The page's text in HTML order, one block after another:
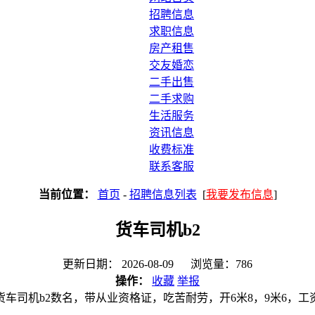
招聘信息
求职信息
房产租售
交友婚恋
二手出售
二手求购
生活服务
资讯信息
收费标准
联系客服
当前位置： 首页 - 招聘信息列表 [我要发布信息]
货车司机b2
更新日期： 2026-08-09 浏览量：786
操作：
收藏 举报
车司机b2数名，带从业资格证，吃苦耐劳，开6米8，9米6，工